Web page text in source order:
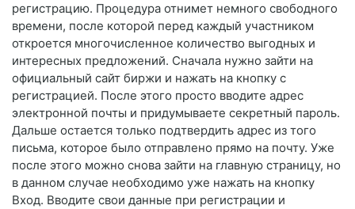
регистрацию. Процедура отнимет немного свободного
времени, после которой перед каждый участником
откроется многочисленное количество выгодных и
интересных предложений. Сначала нужно зайти на
официальный сайт биржи и нажать на кнопку с
регистрацией. После этого просто вводите адрес
электронной почты и придумываете секретный пароль.
Дальше остается только подтвердить адрес из того
письма, которое было отправлено прямо на почту. Уже
после этого можно снова зайти на главную страницу, но
в данном случае необходимо уже нажать на кнопку
Вход. Вводите свои данные при регистрации и